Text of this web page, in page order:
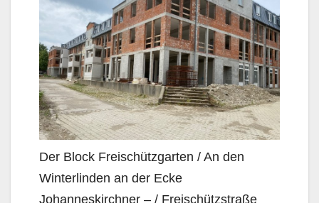
Der Block Freischützgarten / An den
Winterlinden an der Ecke
Johanneskirchner – / Freischützstraße